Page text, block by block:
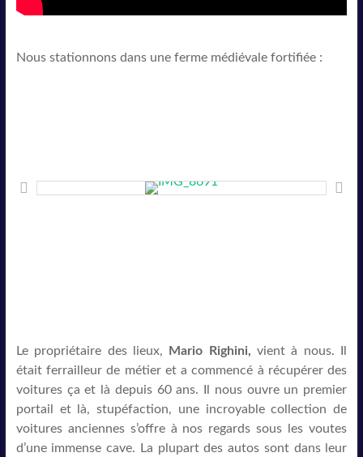
Nous stationnons dans une ferme médiévale fortifiée :
Le propriétaire des lieux, Mario Righini, vient à nous. Il
était ferrailleur de métier et a commencé à récupérer des
voitures ça et là depuis 60 ans. Il nous ouvre un premier
portail et là, stupéfaction, une incroyable collection de
voitures anciennes s’offre à nos regards sous les voutes
d’une immense cave. La plupart des autos sont dans leur